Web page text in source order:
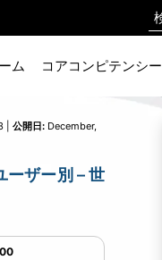
ム コアコンピテンシー
| 公開日: December,
ザー別 – 世